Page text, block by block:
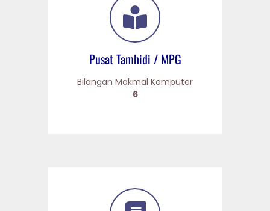
Pusat Tamhidi / MPG
Bilangan Makmal Komputer
6